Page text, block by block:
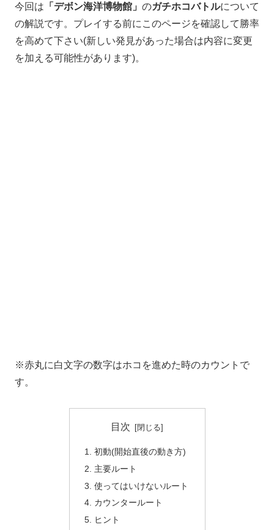
今回は 「デボン海洋博物館」 のガチホコバトルについて
の解説です。プレイする前にこのページを確認して勝率
を高めて下さい(新しい発見があった場合は内容に変更
を加える可能性があります)。
※赤丸に白文字の数字はホコを進めた時のカウントで
す。
目次
初動(開始直後の動き方)
主要ルート
使ってはいけないルート
カウンタールート
ヒント